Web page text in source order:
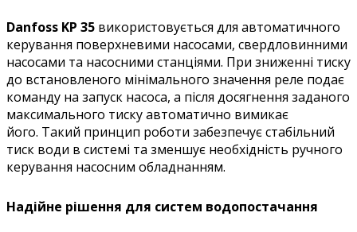
Danfoss KP 35 використовується для автоматичного
керування поверхневими насосами, свердловинними
насосами та насосними станціями. При зниженні тиску
до встановленого мінімального значення реле подає
команду на запуск насоса, а після досягнення заданого
максимального тиску автоматично вимикає
його. Такий принцип роботи забезпечує стабільний
тиск води в системі та зменшує необхідність ручного
керування насосним обладнанням.
Надійне рішення для систем водопостачання